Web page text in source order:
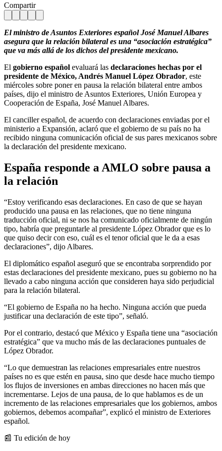
Compartir
El ministro de Asuntos Exteriores español José Manuel Albares
asegura que la relación bilateral es una “asociación estratégica”
que va más allá de los dichos del presidente mexicano.
El gobierno español evaluará las declaraciones hechas por el
presidente de México, Andrés Manuel López Obrador, este
miércoles sobre poner en pausa la relación bilateral entre ambos
países, dijo el ministro de Asuntos Exteriores, Unión Europea y
Cooperación de España, José Manuel Albares.
El canciller español, de acuerdo con declaraciones enviadas por el
ministerio a Expansión, aclaró que el gobierno de su país no ha
recibido ninguna comunicación oficial de sus pares mexicanos sobre
la declaración del presidente mexicano.
España responde a AMLO sobre pausa a
la relación
“Estoy verificando esas declaraciones. En caso de que se hayan
producido una pausa en las relaciones, que no tiene ninguna
traducción oficial, ni se nos ha comunicado oficialmente de ningún
tipo, habría que preguntarle al presidente López Obrador que es lo
que quiso decir con eso, cuál es el tenor oficial que le da a esas
declaraciones”, dijo Albares.
El diplomático español aseguró que se encontraba sorprendido por
estas declaraciones del presidente mexicano, pues su gobierno no ha
llevado a cabo ninguna acción que consideren haya sido perjudicial
para la relación bilateral.
“El gobierno de España no ha hecho. Ninguna acción que pueda
justificar una declaración de este tipo”, señaló.
Por el contrario, destacó que México y España tiene una “asociación
estratégica” que va mucho más de las declaraciones puntuales de
López Obrador.
“Lo que demuestran las relaciones empresariales entre nuestros
países no es que estén en pausa, sino que desde hace mucho tiempo
los flujos de inversiones en ambas direcciones no hacen más que
incrementarse. Lejos de una pausa, de lo que hablamos es de un
incremento de las relaciones empresariales que los gobiernos, ambos
gobiernos, debemos acompañar”, explicó el ministro de Exteriores
español.
📰 Tu edición de hoy